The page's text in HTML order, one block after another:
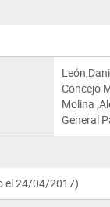
Concejo
Molina
General
el 24/04/2017)